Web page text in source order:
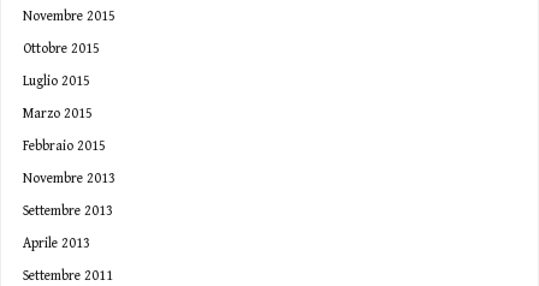
Novembre 2015
Ottobre 2015
Luglio 2015
Marzo 2015
Febbraio 2015
Novembre 2013
Settembre 2013
Aprile 2013
Settembre 2011